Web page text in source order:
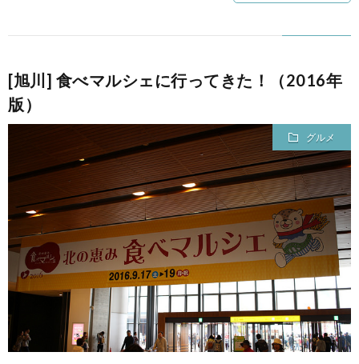
[旭川] 食べマルシェに行ってきた！（2016年
版）
グルメ